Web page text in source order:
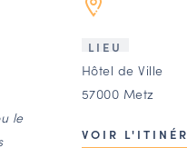
le
LIEU
Hôtel de Ville
57000 Metz
VOIR